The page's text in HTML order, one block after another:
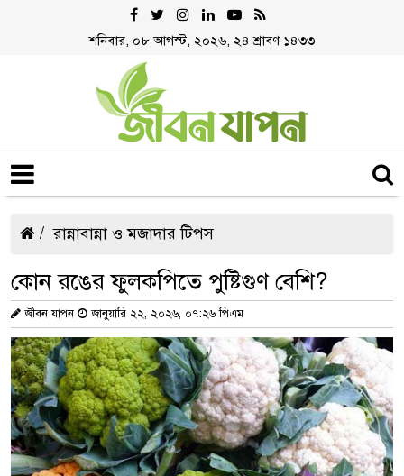
শনিবার, ০৮ আগস্ট, ২০২৬, ২৪ শ্রাবণ ১৪৩৩
রান্নাবান্না ও মজাদার টিপস
কোন রঙের ফুলকপিতে পুষ্টিগুণ বেশি?
জীবন যাপন জানুয়ারি ২২, ২০২৬, ০৭:২৬ পিএম